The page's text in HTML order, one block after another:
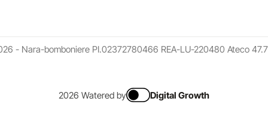
- Nara-bomboniere PI.02372780466 REA-LU-220480 Ateco
2026 Watered by Digital Growth